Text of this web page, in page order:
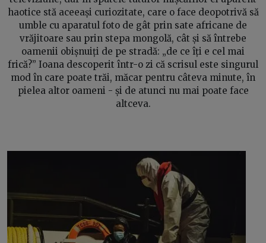
haotice stă aceeași curiozitate, care o face deopotrivă să
umble cu aparatul foto de gât prin sate africane de
vrăjitoare sau prin stepa mongolă, cât și să întrebe
oamenii obișnuiți de pe stradă: „de ce îți e cel mai
frică?” Ioana descoperit într-o zi că scrisul este singurul
mod în care poate trăi, măcar pentru câteva minute, în
pielea altor oameni - și de atunci nu mai poate face
altceva.